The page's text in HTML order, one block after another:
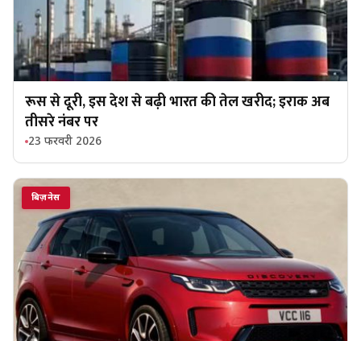
रूस से दूरी, इस देश से बढ़ी भारत की तेल खरीद; इराक अब
तीसरे नंबर पर
23 फरवरी 2026
बिज़नेस